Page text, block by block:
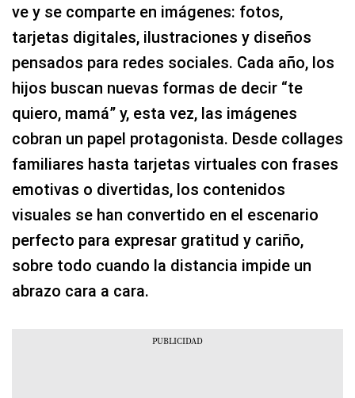
ve y se comparte en imágenes: fotos,
tarjetas digitales, ilustraciones y diseños
pensados para redes sociales. Cada año, los
hijos buscan nuevas formas de decir “te
quiero, mamá” y, esta vez, las imágenes
cobran un papel protagonista. Desde collages
familiares hasta tarjetas virtuales con frases
emotivas o divertidas, los contenidos
visuales se han convertido en el escenario
perfecto para expresar gratitud y cariño,
sobre todo cuando la distancia impide un
abrazo cara a cara.